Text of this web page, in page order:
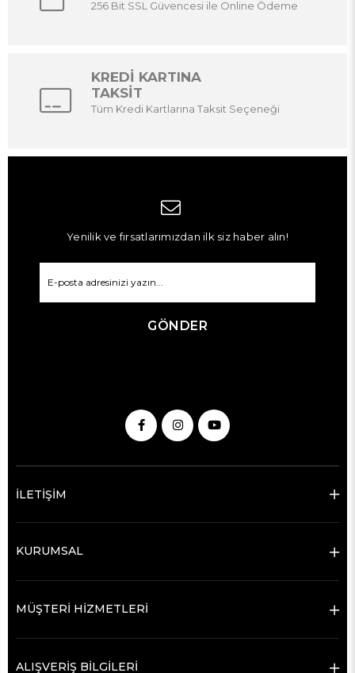
256 Bit SSL Güvencesi ile Online Ödeme
KREDİ KARTINA
TAKSİT
Tüm Kredi Kartlarına Taksit Seçeneği
Yenilik ve fırsatlarımızdan ilk siz haber alın!
GÖNDER
İLETİŞİM
KURUMSAL
MÜŞTERİ HİZMETLERİ
ALIŞVERİŞ BİLGİLERİ